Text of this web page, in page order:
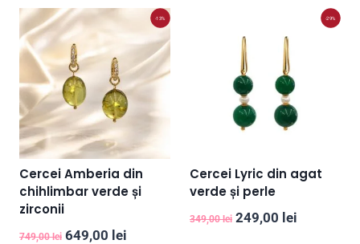
-13%
Cercei Amberia din
chihlimbar verde și
zirconii
749,00lei Prețul
649,00 lei
-29%
Cercei Lyric din agat
verde și perle
349,00lei Prețul
249,00 lei